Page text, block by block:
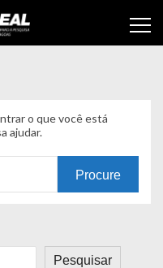
o que você está
ajudar.
Pesquisar